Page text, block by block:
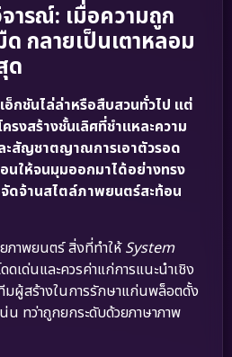
ารณ์: เมื่อความถูก
กลายเป็นเตาหลอม
ด
กชันไล่ล่าหรือสืบสวนทั่วไป แต่
รงสร้างชั้นเลิศที่ชำแหละความ
ะสัญชาตญาณการเอาตัวรอด
ให้จนมุมออกมาได้อย่างทรง
ดจ้านสไตล์ภาพยนตร์สะท้อน
ภาพยนตร์ สิ่งที่ทำให้System
ดดเด่นและควรค่าแก่การแนะนำเชิง
มผู้สร้างในการรักษาแก่นพล็อตดั้ง
น่น ทว่าถูกยกระดับด้วยภาษาภาพ